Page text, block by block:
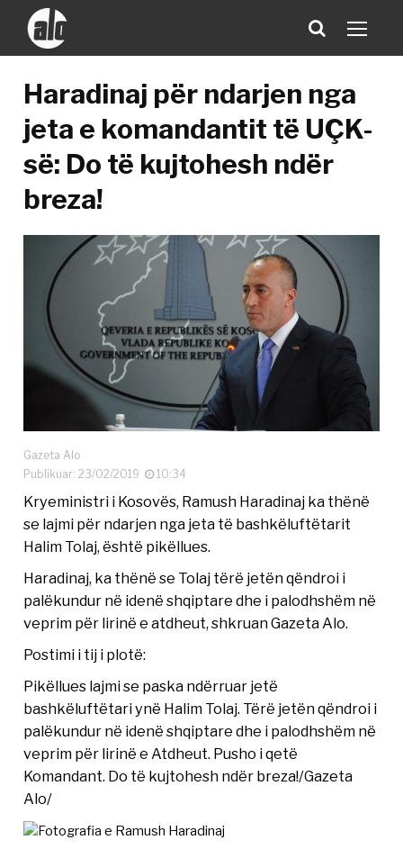
Haradinaj për ndarjen nga
jeta e komandantit të UÇK-
së: Do të kujtohesh ndër
breza!
Gazeta Alo
Publikuar: 23/02/2019
10:34
Kryeministri i Kosovës, Ramush Haradinaj ka thënë
se lajmi për ndarjen nga jeta të bashkëluftëtarit
Halim Tolaj, është pikëllues.
Haradinaj, ka thënë se Tolaj tërë jetën qëndroi i
palëkundur në idenë shqiptare dhe i palodhshëm në
veprim për lirinë e atdheut, shkruan Gazeta Alo.
Postimi i tij i plotë:
Pikëllues lajmi se paska ndërruar jetë
bashkëluftëtari ynë Halim Tolaj. Tërë jetën qëndroi i
palëkundur në idenë shqiptare dhe i palodhshëm në
veprim për lirinë e Atdheut. Pusho i qetë
Komandant. Do të kujtohesh ndër breza!/Gazeta
Alo/